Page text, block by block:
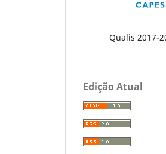
Qualis 2017-
Edição Atual